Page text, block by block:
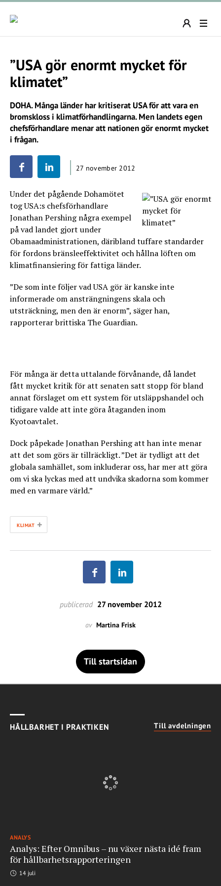
”USA gör enormt mycket för
klimatet”
DOHA. Många länder har kritiserat USA för att vara en
bromskloss i klimatförhandlingarna. Men landets egen
chefsförhandlare menar att nationen gör enormt mycket
i frågan.
27 november 2012
Under det pågående Dohamötet
tog USA:s chefsförhandlare
Jonathan Pershing några exempel
på vad landet gjort under
Obamaadministrationen, däribland tuffare standarder
för fordons bränsleeffektivitet och hållna löften om
klimatfinansiering för fattiga länder.
”De som inte följer vad USA gör är kanske inte
informerade om ansträngningens skala och
utsträckning, men den är enorm”, säger han,
rapporterar brittiska The Guardian.
För många är detta uttalande förvånande, då landet
fått mycket kritik för att senaten satt stopp för bland
annat förslaget om ett system för utsläppshandel och
tidigare valde att inte göra åtaganden inom
Kyotoavtalet.
Dock påpekade Jonathan Pershing att han inte menar
att det som görs är tillräckligt. ”Det är tydligt att det
globala samhället, som inkluderar oss, har mer att göra
om vi ska lyckas med att undvika skadorna som kommer
med en varmare värld.”
KLIMAT +
publicerad 27 november 2012
av Martina Frisk
Till startsidan
HÅLLBARHET I PRAKTIKEN Till avdelningen
ANALYS
Analys: Efter Omnibus – nu växer nästa idé fram
för hållbarhetsrapporteringen
14 juli